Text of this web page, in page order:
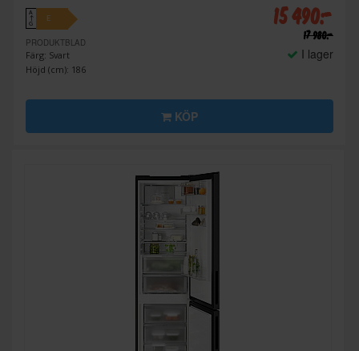
A
↑
G
E
PRODUKTBLAD
Färg: Svart
Höjd (cm): 186
15 490:-
17 980:-
I lager
KÖP